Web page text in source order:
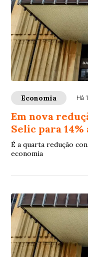
Economia Há
Em nova
Selic para 14%
É a quarta redução
economia